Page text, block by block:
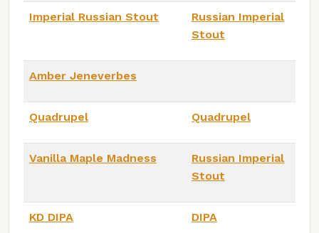
Imperial Russian Stout
Russian Imperial
Stout
Amber Jeneverbes
Quadrupel Quadrupel
Vanilla Maple Madness
Russian Imperial
Stout
KD DIPA DIPA